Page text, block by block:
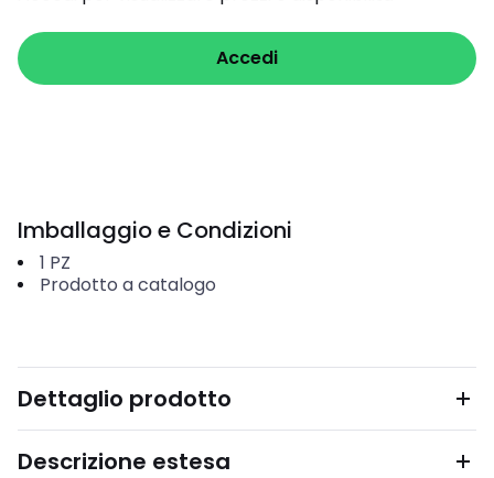
Accedi
Imballaggio e Condizioni
1 PZ
Prodotto a catalogo
Dettaglio prodotto
Descrizione estesa